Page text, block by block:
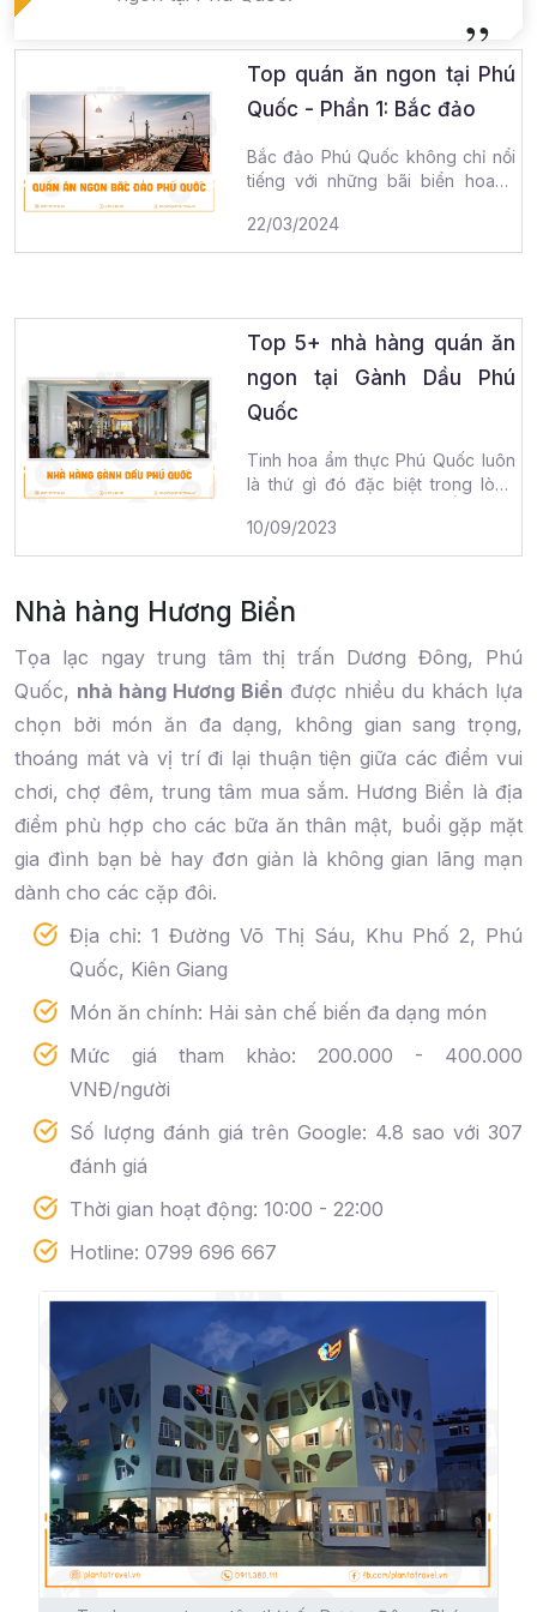
Top quán ăn ngon tại Phú
Quốc - Phần 1: Bắc đảo
Bắc đảo Phú Quốc không chỉ nổi
tiếng với những bãi biển hoang
mịn mà còn hấp
22/03/2024
Top 5+ nhà hàng quán ăn
ngon tại Gành Dầu Phú
Quốc
Tinh hoa ẩm thực Phú Quốc luôn
là thứ gì đó đặc biệt trong lòng
Phú Quốcđọc tiếp
10/09/2023
Nhà hàng Hương Biển
Tọa lạc ngay trung tâm thị trấn Dương Đông, Phú
Quốc, nhà hàng Hương Biển được nhiều du khách lựa
chọn bởi món ăn đa dạng, không gian sang trọng,
thoáng mát và vị trí đi lại thuận tiện giữa các điểm vui
chơi, chợ đêm, trung tâm mua sắm. Hương Biển là địa
điểm phù hợp cho các bữa ăn thân mật, buổi gặp mặt
gia đình bạn bè hay đơn giản là không gian lãng mạn
dành cho các cặp đôi.
Địa chỉ: 1 Đường Võ Thị Sáu, Khu Phố 2, Phú
Quốc, Kiên Giang
Món ăn chính: Hải sản chế biến đa dạng món
Mức giá tham khảo: 200.000 - 400.000
VNĐ/người
Số lượng đánh giá trên Google: 4.8 sao với 307
đánh giá
Thời gian hoạt động: 10:00 - 22:00
Hotline: 0799 696 667